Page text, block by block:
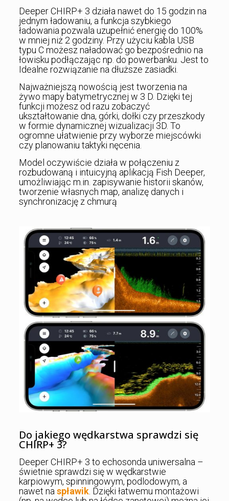
Deeper CHIRP+ 3 działa nawet do 15 godzin na
jednym ładowaniu, a funkcja szybkiego
ładowania pozwala uzupełnić energię do 100%
w mniej niż 2 godziny. Przy użyciu kabla USB
typu C możesz naładować go bezpośrednio na
łowisku podłączając np. do powerbanku. Jest to
Idealne rozwiązanie na dłuższe zasiadki.
Najważniejszą nowością jest tworzenia na
żywo mapy batymetrycznej w 3 D. Dzięki tej
funkcji możesz od razu zobaczyć
ukształtowanie dna, górki, dołki czy przeszkody
w formie dynamicznej wizualizacji 3D. To
ogromne ułatwienie przy wyborze miejscówki
czy planowaniu taktyki nęcenia.
Model oczywiście działa w połączeniu z
rozbudowaną i intuicyjną aplikacją Fish Deeper,
umożliwiając m.in. zapisywanie historii skanów,
tworzenie własnych map, analizę danych i
synchronizację z chmurą
Do jakiego wędkarstwa sprawdzi się
CHIRP+ 3?
Deeper CHIRP+ 3 to echosonda uniwersalna –
świetnie sprawdzi się w wędkarstwie
karpiowym, spinningowym, podlodowym, a
nawet na spławik. Dzięki łatwemu montażowi